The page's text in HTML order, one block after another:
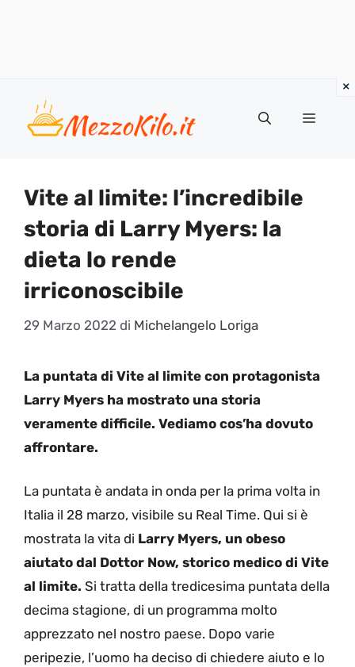
contenuto
Menu
Vite al limite: l’incredibile
storia di Larry Myers: la
dieta lo rende
irriconoscibile
29 Marzo 2022 di Michelangelo Loriga
La puntata di Vite al limite con protagonista
Larry Myers ha mostrato una storia
veramente difficile. Vediamo cos’ha dovuto
affrontare.
La puntata è andata in onda per la prima volta in
Italia il 28 marzo, visibile su Real Time. Qui si è
mostrata la vita di Larry Myers, un obeso
aiutato dal Dottor Now, storico medico di Vite
al limite. Si tratta della tredicesima puntata della
decima stagione, di un programma molto
apprezzato nel nostro paese. Dopo varie
peripezie, l’uomo ha deciso di chiedere aiuto e lo